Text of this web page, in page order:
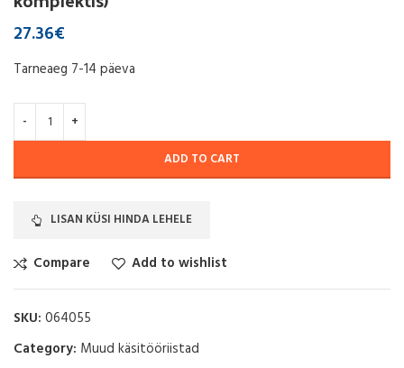
27.36€
Tarneaeg 7-14 päeva
ADD TO CART
LISAN KÜSI HINDA LEHELE
Compare Add to wishlist
SKU: 064055
Category: Muud käsitööriistad